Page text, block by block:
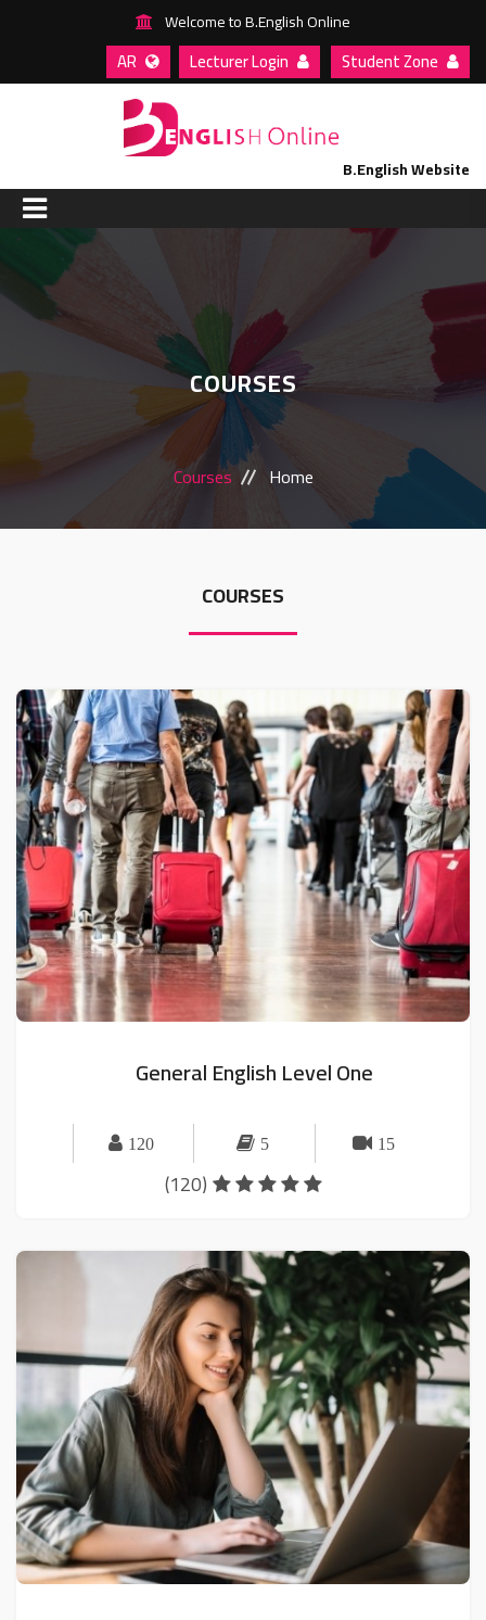
Welcome to B.English Online
B.English Website
ABOUT US
COURSES
COURSES
Home
Courses
COURSES
General English Level One
120 5 15
(120)